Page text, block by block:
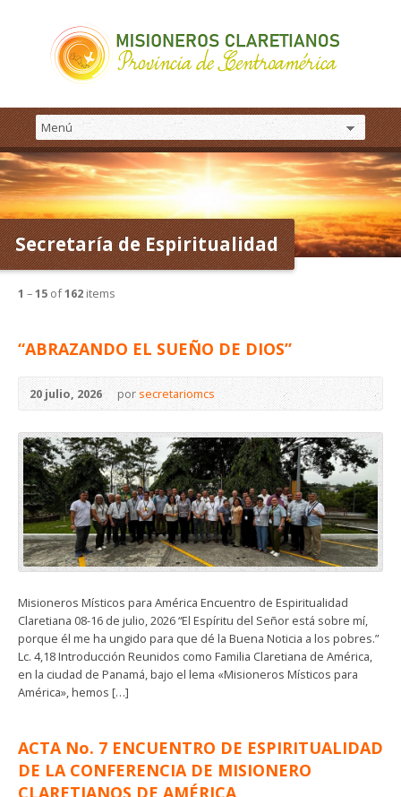
Secretaría de Espiritualidad
1 –15 of162 items
“ABRAZANDO EL SUEÑO DE DIOS”
20 julio, 2026 por secretariomcs
Misioneros Místicos para América Encuentro de Espiritualidad
Claretiana 08-16 de julio, 2026 “El Espíritu del Señor está sobre mí,
porque él me ha ungido para que dé la Buena Noticia a los pobres.”
Lc. 4,18 Introducción Reunidos como Familia Claretiana de América,
en la ciudad de Panamá, bajo el lema «Misioneros Místicos para
América», hemos […]
ACTA No. 7 ENCUENTRO DE ESPIRITUALIDAD
DE LA CONFERENCIA DE MISIONERO
CLARETIANOS DE AMÉRICA